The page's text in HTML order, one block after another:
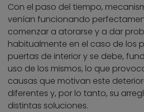
Con el paso del tiempo,
venían funcionando
comenzar a atorarse y a dar
habitualmente en el caso de los
puertas de interior y se debe,
uso de los mismos, lo que
causas que motivan este
diferentes y, por lo tanto, su
distintas soluciones.